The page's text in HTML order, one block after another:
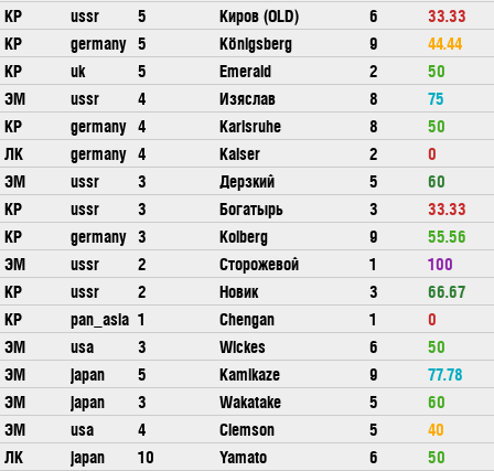
КР
ussr 5 Киров (OLD) 6
33.33
КР
germany 5 Königsberg 9
44.44
КР
uk 5 Emerald 2
50
ЭМ
ussr 4 Изяслав 8
75
КР
germany 4 Karlsruhe 8
50
ЛК
germany 4 Kaiser 2
0
ЭМ
ussr 3 Дерзкий 5
60
КР
ussr 3 Богатырь 3
33.33
КР
germany 3 Kolberg 9
55.56
ЭМ
ussr 2 Сторожевой 1
100
КР
ussr 2 Новик 3
66.67
КР
pan_asia 1 Chengan 1
0
ЭМ
usa 3 Wickes 6
50
ЭМ
japan 5 Kamikaze 9
77.78
ЭМ
japan 3 Wakatake 5
60
ЭМ
usa 4 Clemson 5
40
ЛК
japan 10 Yamato 6
50